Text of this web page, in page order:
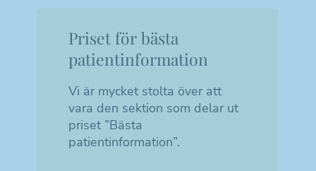
Priset för bästa
patientinformation
Vi är mycket stolta över att
vara den sektion som delar ut
priset ”Bästa
patientinformation”.